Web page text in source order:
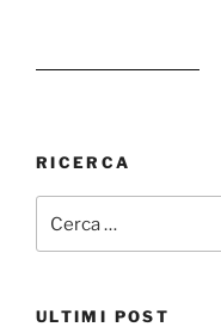
RICERCA
ULTIMI POST